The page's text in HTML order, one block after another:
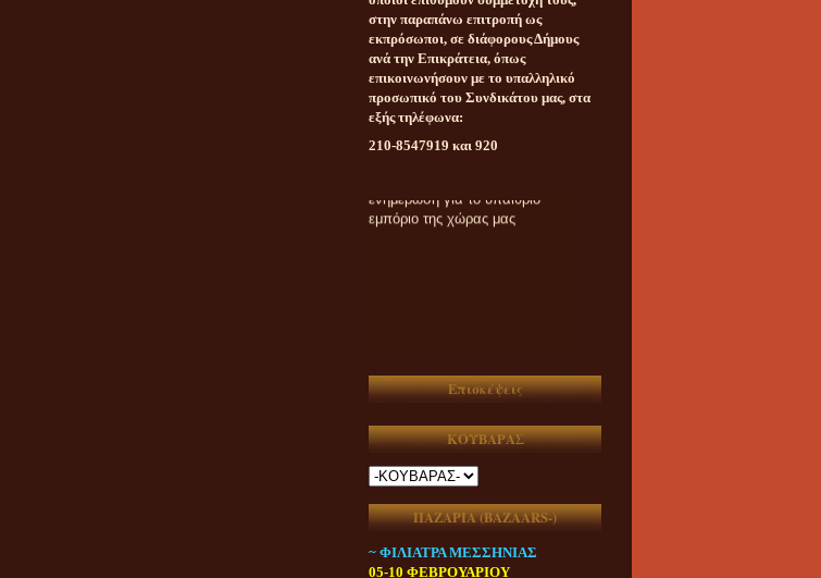
στην παραπάνω επιτροπή ως
εκπρόσωποι, σε διάφορους Δήμους
ανά την Επικράτεια, όπως
επικοινωνήσουν με το υπαλληλικό
προσωπικό του Συνδικάτου μας, στα
εξής τηλέφωνα:
210-8547919 και 920
Επισκέψεις
ΚΟΥΒΑΡΑΣ
ΠΑΖΑΡΙΑ (ΒAZAARS-)
~ ΦΙΛΙΑΤΡΑ ΜΕΣΣΗΝΙΑΣ
05-10 ΦΕΒΡΟΥΑΡΙΟΥ